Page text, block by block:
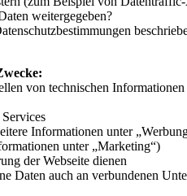
weitergegeben?
von technischen
Informationen unter
unter „Marketing“)
der Webseite dienen
Daten auch an verbundenen